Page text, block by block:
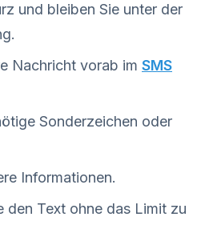
und bleiben Sie unter der
Nachricht vorab im SMS
Sonderzeichen oder
Informationen.
den Text ohne das Limit zu